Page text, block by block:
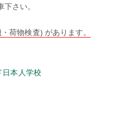
さい。
荷物検査) があります。
日本人学校